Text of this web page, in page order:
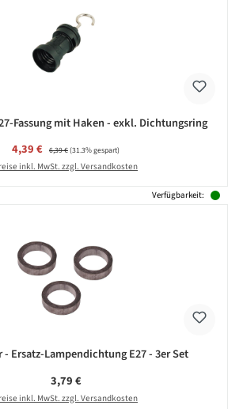
Fassung mit Haken - exkl. Dichtungsring
Verkaufspreis:
4,39 € Regulärer Preis:
6,39 €(31.3% gespart)
inkl. MwSt. zzgl. Versandkosten
Verfügbarkeit:
Ersatz-Lampendichtung E27 - 3er Set
Regulärer Preis:
3,79 €
inkl. MwSt. zzgl. Versandkosten